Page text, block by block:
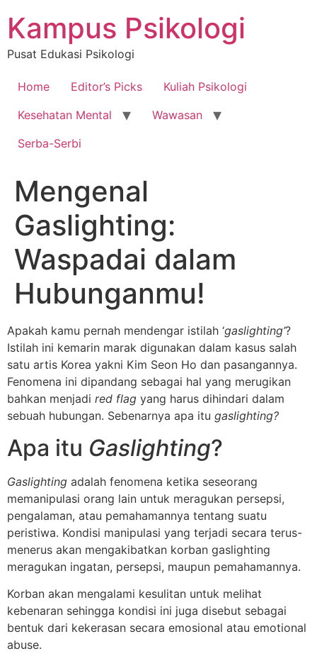
content
Kampus Psikologi
Pusat Edukasi Psikologi
Home Editor’s Picks
Kuliah Psikologi
Kesehatan Mental
Wawasan
Serba-Serbi
Mengenal
Gaslighting:
Waspadai dalam
Hubunganmu!
Apakah kamu pernah mendengar istilah ‘gaslighting’?
Istilah ini kemarin marak digunakan dalam kasus salah
satu artis Korea yakni Kim Seon Ho dan pasangannya.
Fenomena ini dipandang sebagai hal yang merugikan
bahkan menjadi red flag yang harus dihindari dalam
sebuah hubungan. Sebenarnya apa itu gaslighting?
Apa itu Gaslighting?
Gaslighting adalah fenomena ketika seseorang
memanipulasi orang lain untuk meragukan persepsi,
pengalaman, atau pemahamannya tentang suatu
peristiwa. Kondisi manipulasi yang terjadi secara terus-
menerus akan mengakibatkan korban gaslighting
meragukan ingatan, persepsi, maupun pemahamannya.
Korban akan mengalami kesulitan untuk melihat
kebenaran sehingga kondisi ini juga disebut sebagai
bentuk dari kekerasan secara emosional atau emotional
abuse.